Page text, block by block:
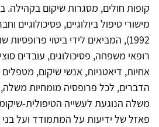
קופות חולים, מסגרות שיקום בקהילה.
מישורי טיפול ביולוגיים, פסיכולוגיים
1992), המביאים לידי ביטוי
רופאי משפחה, פסיכולוגים, עובדים
אחיות, דיאטניות, אנשי שיקום,
הדברים, לכל פרופסיה מומחיות
משלה הנוגעת לעשייה הטיפולית-
פאזל של ידיעות על המתמודד ועל